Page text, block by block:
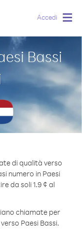
Accedi
Bassi
di qualità verso
numero in Paesi
da soli 1.9 ¢ al
chiamate per
Paesi Bassi.